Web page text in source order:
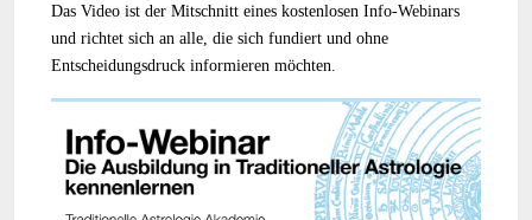
Das Video ist der Mitschnitt eines kostenlosen Info-Webinars
und richtet sich an alle, die sich fundiert und ohne
Entscheidungsdruck informieren möchten.